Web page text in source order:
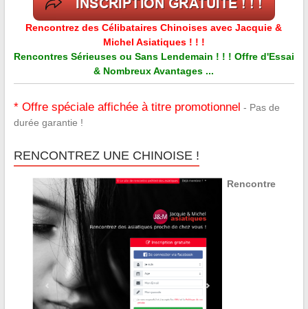
Rencontrez des Célibataires Chinoises avec Jacquie &
Michel Asiatiques ! ! !
Rencontres Sérieuses ou Sans Lendemain ! ! ! Offre d'Essai
& Nombreux Avantages ...
* Offre spéciale affichée à titre promotionnel - Pas de
durée garantie !
RENCONTREZ UNE CHINOISE !
Rencontre